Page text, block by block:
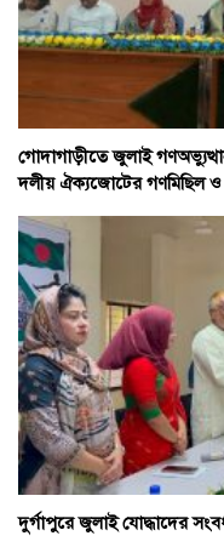
গোদাগাড়ীতে জুলাই
দলীয় ঐক্যজোটের গণমিছিল ও
দুর্গাপুরে জুলাই যোদ্ধাদের